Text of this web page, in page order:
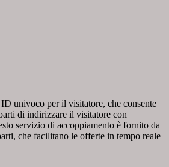
univoco per il visitatore, che consente
di indirizzare il visitatore con
servizio di accoppiamento è fornito da
che facilitano le offerte in tempo reale